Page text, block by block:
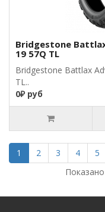
Bridgestone
19 57Q TL
Bridgestone Battlax
TL..
0₽ руб
1 2 3 4 5